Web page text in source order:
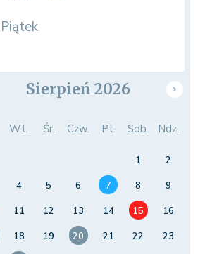
Piątek
Sierpień 2026
Wt. Śr. Czw. Pt. Sob. Ndz.
1
2
4 5 6 7 8
9
11 12 13 14 15
16
18 19 20 21 22
23